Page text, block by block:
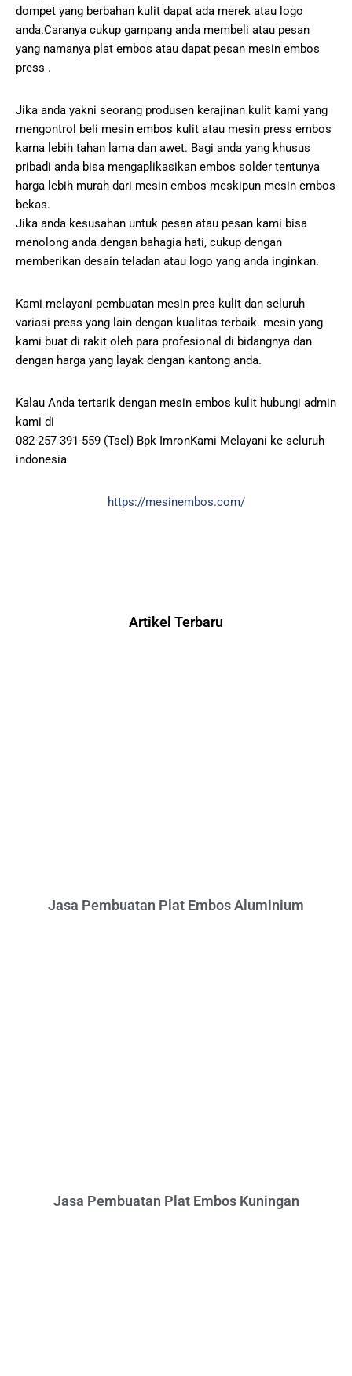
dompet yang berbahan kulit dapat ada merek atau logo
anda.Caranya cukup gampang anda membeli atau pesan
yang namanya plat embos atau dapat pesan mesin embos
press .
Jika anda yakni seorang produsen kerajinan kulit kami yang
mengontrol beli mesin embos kulit atau mesin press embos
karna lebih tahan lama dan awet. Bagi anda yang khusus
pribadi anda bisa mengaplikasikan embos solder tentunya
harga lebih murah dari mesin embos meskipun mesin embos
bekas.
Jika anda kesusahan untuk pesan atau pesan kami bisa
menolong anda dengan bahagia hati, cukup dengan
memberikan desain teladan atau logo yang anda inginkan.
Kami melayani pembuatan mesin pres kulit dan seluruh
variasi press yang lain dengan kualitas terbaik. mesin yang
kami buat di rakit oleh para profesional di bidangnya dan
dengan harga yang layak dengan kantong anda.
Kalau Anda tertarik dengan mesin embos kulit hubungi admin
kami di
082-257-391-559 (Tsel) Bpk ImronKami Melayani ke seluruh
indonesia
https://mesinembos.com/
Artikel Terbaru
Jasa Pembuatan Plat Embos Aluminium
Jasa Pembuatan Plat Embos Kuningan